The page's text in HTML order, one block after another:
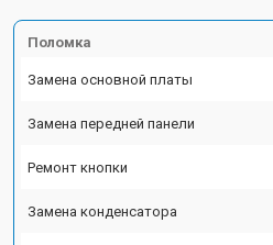
Поломка
Замена основной платы
Замена передней панели
Ремонт кнопки
Замена конденсатора